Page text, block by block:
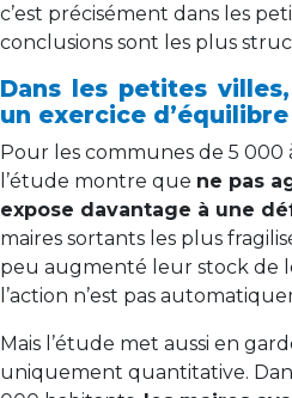
c’est précisément dans les
conclusions sont les plus
Dans les petites
un exercice d’équilibre
Pour les communes de 5 000
l’étude montre que ne pas
expose davantage à une
maires sortants les plus
peu augmenté leur stock de
l’action n’est pas
Mais l’étude met aussi en
uniquement quantitative.